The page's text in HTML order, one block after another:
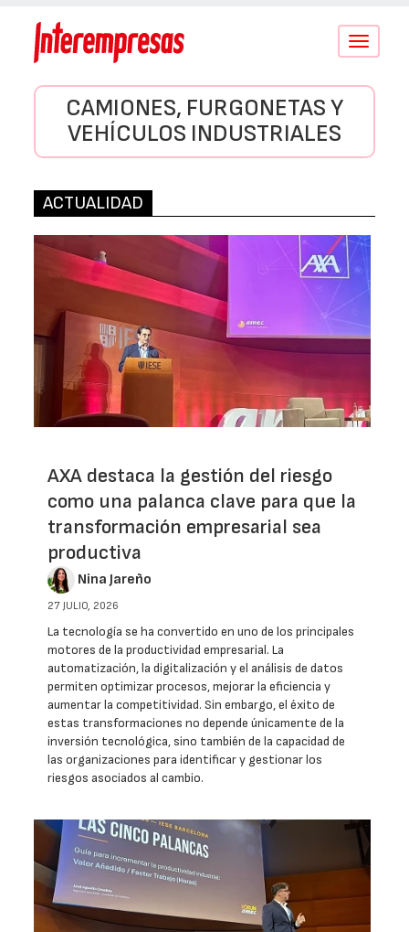
Conmutar
CAMIONES, FURGONETAS Y
VEHÍCULOS INDUSTRIALES
ACTUALIDAD
AXA destaca la gestión del riesgo
como una palanca clave para que la
transformación empresarial sea
productiva
Nina Jareño
27 JULIO, 2026
La tecnología se ha convertido en uno de los principales
motores de la productividad empresarial. La
automatización, la digitalización y el análisis de datos
permiten optimizar procesos, mejorar la eficiencia y
aumentar la competitividad. Sin embargo, el éxito de
estas transformaciones no depende únicamente de la
inversión tecnológica, sino también de la capacidad de
las organizaciones para identificar y gestionar los
riesgos asociados al cambio.